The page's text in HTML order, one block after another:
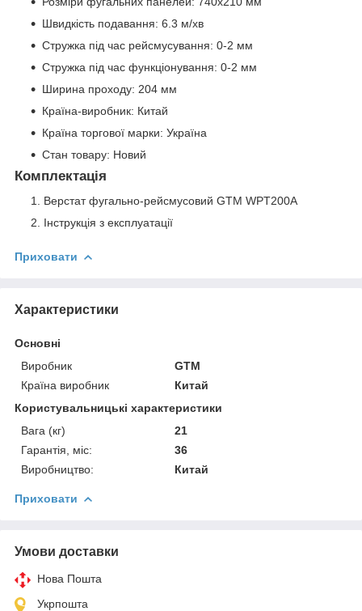
Швидкість подавання: 6.3 м/хв
Стружка під час рейсмусування: 0-2 мм
Стружка під час функціонування: 0-2 мм
Ширина проходу: 204 мм
Країна-виробник: Китай
Країна торгової марки: Україна
Стан товару: Новий
Комплектація
Верстат фугально-рейсмусовий GTM WPT200A
Інструкція з експлуатації
Приховати
Характеристики
Основні
Виробник
GTM
Країна виробник
Китай
Користувальницькі характеристики
Вага (кг)
21
Гарантія, міс:
36
Виробництво:
Китай
Приховати
Умови доставки
Нова Пошта
Укрпошта